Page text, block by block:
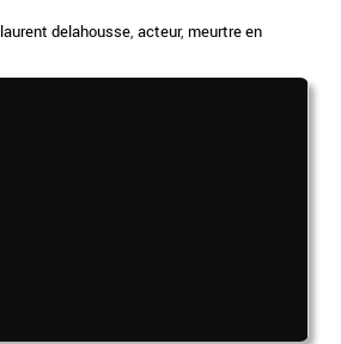
laurent delahousse,acteur,meurtre en